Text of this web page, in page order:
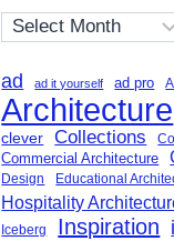
Archives
ad ad it yourself ad pro
Architecture
clever
Collections
Commercial Architecture
Design Educational
Hospitality
Iceberg Inspiration